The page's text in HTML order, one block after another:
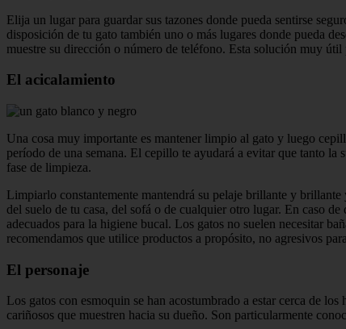
Elija un lugar para guardar sus tazones donde pueda sentirse
disposición de tu gato también uno o más lugares donde pueda
muestre su dirección o número de teléfono. Esta solución muy
El acicalamiento
Una cosa muy importante es mantener limpio al gato y luego
período de una semana. El cepillo te ayudará a evitar que tanto
fase de limpieza.
Limpiarlo constantemente mantendrá su pelaje brillante y
del suelo de tu casa, del sofá o de cualquier otro lugar. En caso
adecuados para la higiene bucal. Los gatos no suelen necesitar
recomendamos que utilice productos a propósito, no agresivos
El personaje
Los gatos con esmoquin se han acostumbrado a estar cerca de
cariñosos que muestren hacia su dueño. Son particularmente